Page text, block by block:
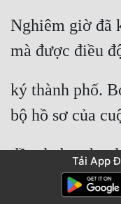
Nghiêm giờ đã
mà được điều
ký thành phố.
bộ hồ sơ của
đều do bọn họ
chỉ có ba
Tải App